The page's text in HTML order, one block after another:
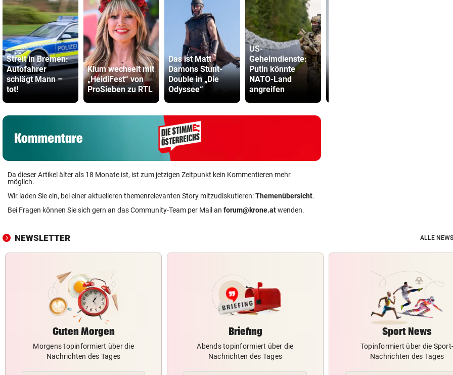
Streit in Bremen:
Autofahrer
schlägt Mann –
tot!
Klum wechselt mit
„HeidiFest“ von
ProSieben zu RTL
Das ist Matt
Damons Stunt-
Double in „Die
Odyssee“
US-
Geheimdienste:
Putin könnte
NATO-Land
angreifen
Da dieser Artikel älter als 18 Monate ist, ist zum jetzigen Zeitpunkt kein Kommentieren mehr
möglich.
Wir laden Sie ein, bei einer aktuelleren themenrelevanten Story mitzudiskutieren:Themenübersicht.
Bei Fragen können Sie sich gern an das Community-Team per Mail an forum@krone.atwenden.
NEWSLETTER ALLE
Guten Morgen
Morgens topinformiert über die
Nachrichten des Tages
Briefing
Abends topinformiert über die
Nachrichten des Tages
Sport News
Topinformiert über die Sport-
Nachrichten des Tages